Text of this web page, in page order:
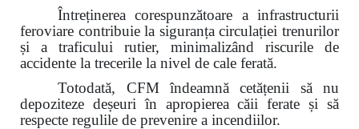
Întreținerea corespunzătoare a infrastructurii
feroviare contribuie la siguranța circulației trenurilor
și a traficului rutier, minimalizând riscurile de
accidente la trecerile la nivel de cale ferată.
Totodată, CFM îndeamnă cetățenii să nu
depoziteze deșeuri în apropierea căii ferate și să
respecte regulile de prevenire a incendiilor.